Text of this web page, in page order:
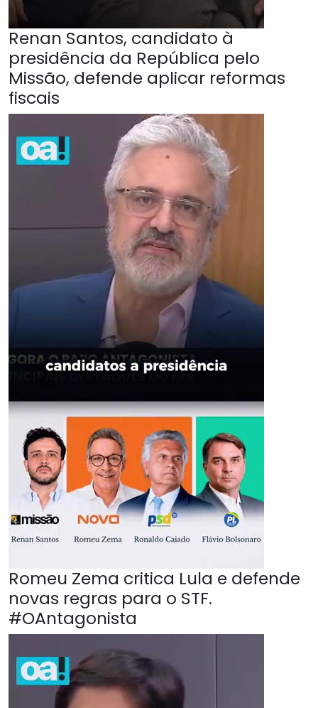
Renan Santos, candidato à
presidência da República pelo
Missão, defende aplicar reformas
fiscais
Romeu Zema critica Lula e defende
novas regras para o STF.
#OAntagonista